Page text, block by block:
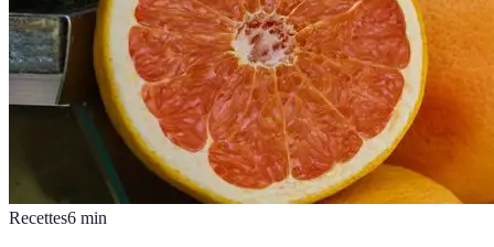
Recettes6 min